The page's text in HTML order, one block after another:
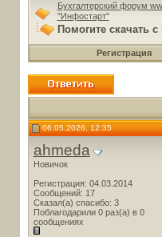
Бухгалтерский форум
"Инфостарт"
Помогите скачать
Регистрация
06.05.2026, 12:35
ahmeda
Новичок
Регистрация: 04.03.2014
Сообщений: 17
Сказал(а) спасибо: 3
Поблагодарили 0 раз(а) в 0
сообщениях